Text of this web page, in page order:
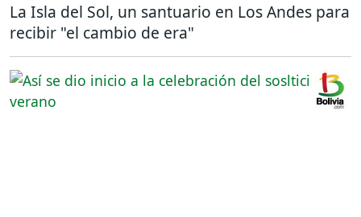
La Isla del Sol, un santuario en Los Andes para
recibir "el cambio de era"